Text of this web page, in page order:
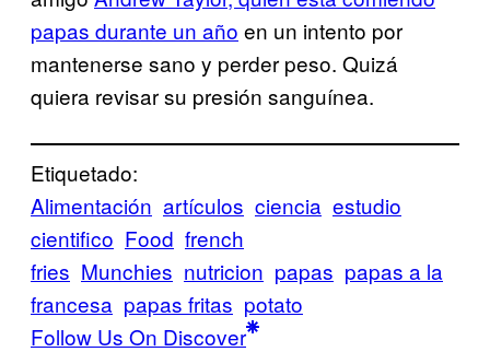
papas durante un año en un intento por
mantenerse sano y perder peso. Quizá
quiera revisar su presión sanguínea.
Etiquetado:
Alimentación artículos ciencia estudio
cientifico Food french
fries Munchies nutricion papas papas a la
francesa papas fritas potato
Follow Us On Discover